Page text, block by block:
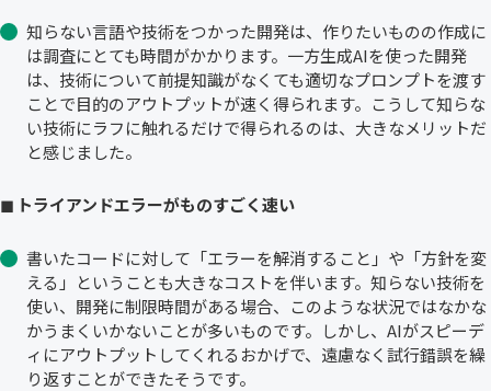
知らない言語や技術をつかった開発は、作りたいものの作成に
は調査にとても時間がかかります。一方生成AIを使った開発
は、技術について前提知識がなくても適切なプロンプトを渡す
ことで目的のアウトプットが速く得られます。こうして知らな
い技術にラフに触れるだけで得られるのは、大きなメリットだ
と感じました。
◼︎ トライアンドエラーがものすごく速い
書いたコードに対して「エラーを解消すること」や「方針を変
える」ということも大きなコストを伴います。知らない技術を
使い、開発に制限時間がある場合、このような状況ではなかな
かうまくいかないことが多いものです。しかし、AIがスピーデ
ィにアウトプットしてくれるおかげで、遠慮なく試行錯誤を繰
り返すことができたそうです。